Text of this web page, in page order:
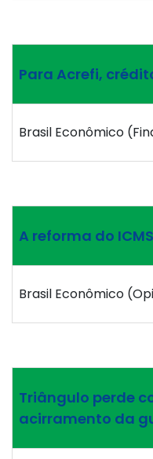
Para Acrefi,
Brasil Econômico
A reforma do ICMS
Brasil Econômico
Triângulo perde
acirramento da